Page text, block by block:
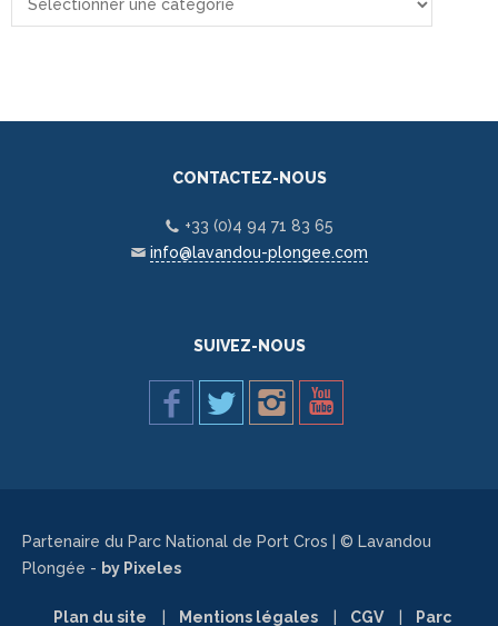
CONTACTEZ-NOUS
+33 (0)4 94 71 83 65
info@lavandou-plongee.com
SUIVEZ-NOUS
Partenaire du Parc National de Port Cros | © Lavandou
Plongée - by Pixeles
Plan du site Mentions légales CGV Parc